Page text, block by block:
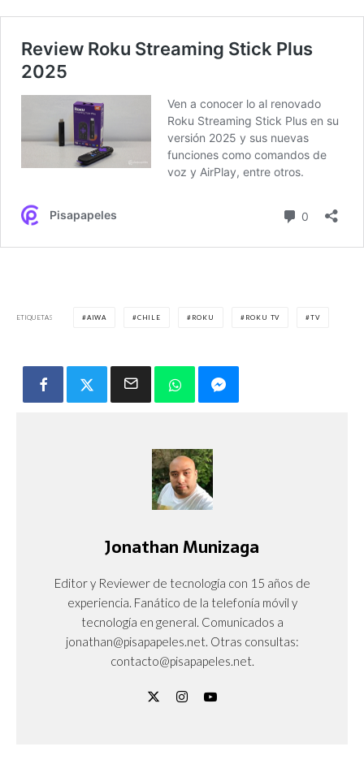
ETIQUETAS AIWA CHILE ROKU ROKU TV TV
Jonathan Munizaga
Editor y Reviewer de tecnología con 15 años de
experiencia. Fanático de la telefonía móvil y
tecnología en general. Comunicados a
jonathan@pisapapeles.net. Otras consultas:
contacto@pisapapeles.net.